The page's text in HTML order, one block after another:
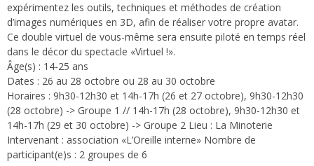
expérimentez les outils, techniques et méthodes de création
d’images numériques en 3D, afin de réaliser votre propre avatar.
Ce double virtuel de vous-même sera ensuite piloté en temps réel
dans le décor du spectacle «Virtuel !».
Âge(s) : 14-25 ans
Dates : 26 au 28 octobre ou 28 au 30 octobre
Horaires : 9h30-12h30 et 14h-17h (26 et 27 octobre), 9h30-12h30
(28 octobre) -> Groupe 1 // 14h-17h (28 octobre), 9h30-12h30 et
14h-17h (29 et 30 octobre) -> Groupe 2 Lieu : La Minoterie
Intervenant : association «L’Oreille interne» Nombre de
participant(e)s : 2 groupes de 6